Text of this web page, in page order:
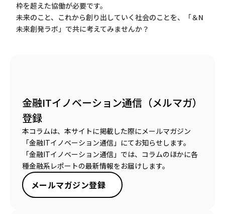
枠を超えた協働が必要です。
未来のこと、これから創り出していく社会のことを、「＆N
未来創発ラボ」で共に考えてみませんか？
金融ITイノベーション通信（メルマガ）
登録
本コラムは、本サイトに掲載した際にメールマガジン
「金融ITイノベーション通信」にてお知らせします。
「金融ITイノベーション通信」では、コラムのほかに各
種金融系レポートの最新情報をお届けします。
メールマガジン登録